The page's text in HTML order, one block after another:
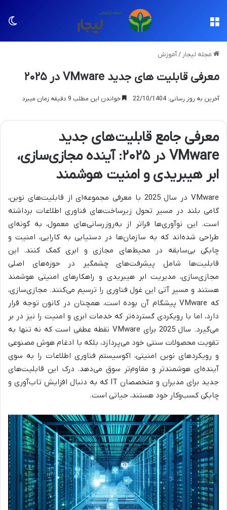
مجله لیجار /آموزش
معرفی قابلیت های جدید VMware در ۲۰۲۵
آخرین به روز رسانی: 22/10/1404 خواندن این مطلب 9 دقیقه زمان میبرد
معرفی جامع قابلیت‌های جدید
VMware در ۲۰۲۵: آینده مجازی‌سازی،
ابر هیبریدی و امنیت هوشمند
VMware در سال 2025 با معرفی مجموعه‌ای از قابلیت‌های نوین،
گامی بلند در مسیر تحول زیرساخت‌های فناوری اطلاعات برداشته
است. این نوآوری‌ها فراتر از به‌روزرسانی‌های معمول، به گونه‌ای
طراحی شده‌اند که به سازمان‌ها در دستیابی به کارایی، امنیت و
چابکی بی‌سابقه در محیط‌های مجازی و ابری کمک کنند. این
قابلیت‌ها شامل پیشرفت‌های چشمگیر در حوزه‌های اصلی
مجازی‌سازی، مدیریت ابر هیبریدی و راهکارهای امنیتی هوشمند
هستند و مسیر آتی این غول فناوری را ترسیم می‌کنند. مجازی‌سازی،
که VMware پیشگام آن بوده است، همچنان در کانون توجه قرار
دارد، اما با رویکردی گسترده‌تر که خدمات ابری و امنیت را نیز در بر
می‌گیرد. سال 2025 برای VMware نقطه عطفی است که نه تنها به
تقویت محصولات سنتی خود می‌پردازد، بلکه با ادغام هوش مصنوعی
و رویکردهای نوین امنیتی، اکوسیستم فناوری اطلاعات را به سوی
آینده‌ای هوشمندتر و مقاوم‌تر سوق می‌دهد. درک این قابلیت‌های
جدید برای مدیران و متخصصان IT که به دنبال افزایش تاب‌آوری و
چابکی کسب‌وکار خود هستند، حیاتی است.